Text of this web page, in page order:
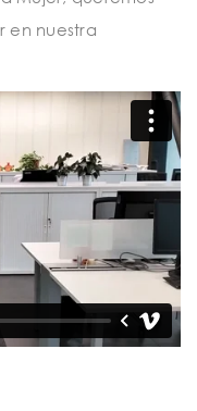
en nuestra